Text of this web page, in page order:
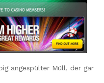
angespülter Müll, der gar